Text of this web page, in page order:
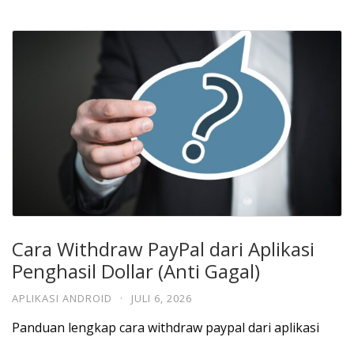
Cara Withdraw PayPal dari Aplikasi
Penghasil Dollar (Anti Gagal)
APLIKASI ANDROID · JULI 6, 2026
Panduan lengkap cara withdraw paypal dari aplikasi